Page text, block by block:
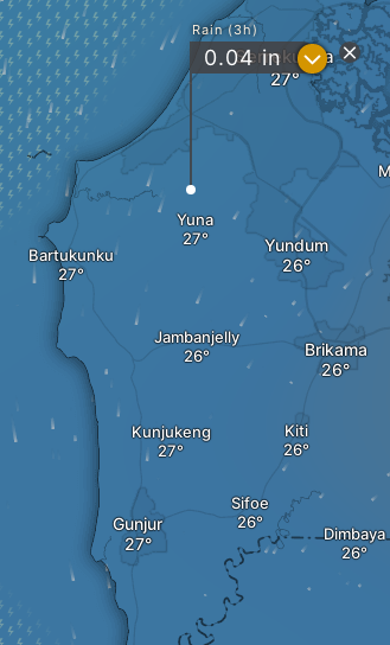
Yuna
Bartukunku
Jambanjelly
Yundum
Brikama
Serrekunda
Kunjukeng
Gunjur
Sifoe
Kiti
Dimbaya
Rain (3h)
0.04in ?